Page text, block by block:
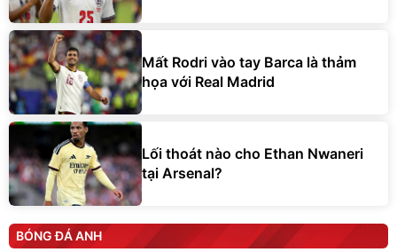
Mất Rodri vào tay Barca là thảm
họa với Real Madrid
Lối thoát nào cho Ethan Nwaneri
tại Arsenal?
BÓNG ĐÁ ANH